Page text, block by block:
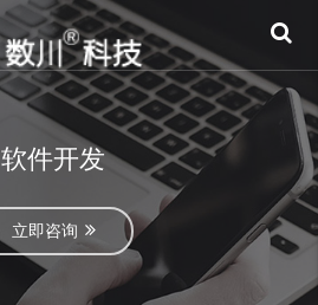
软件开发
立即咨询